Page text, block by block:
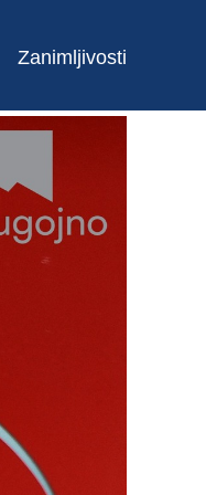
Zanimljivosti